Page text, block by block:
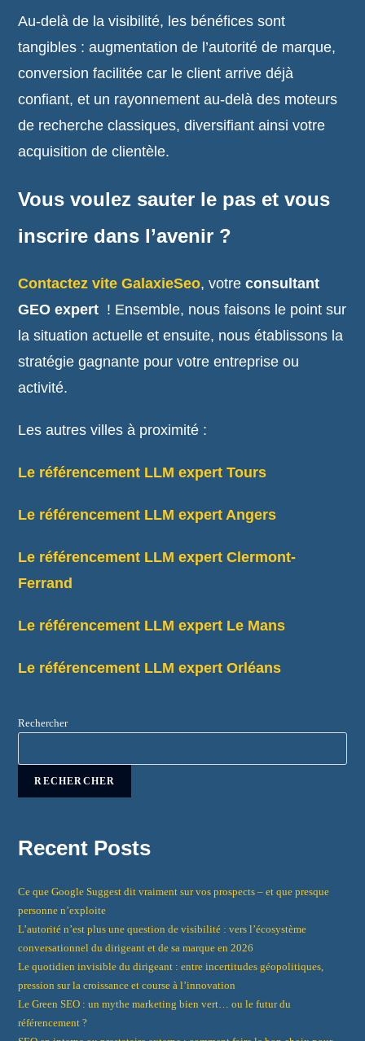
Au-delà de la visibilité, les bénéfices sont
tangibles : augmentation de l’autorité de marque,
conversion facilitée car le client arrive déjà
confiant, et un rayonnement au-delà des moteurs
de recherche classiques, diversifiant ainsi votre
acquisition de clientèle.
Vous voulez sauter le pas et vous
inscrire dans l’avenir ?
Contactez vite GalaxieSeo, votreconsultant
GEO expert ! Ensemble, nous faisons le point sur
la situation actuelle et ensuite, nous établissons la
stratégie gagnante pour votre entreprise ou
activité.
Les autres villes à proximité :
Le référencement LLM expert Tours
Le référencement LLM expert Angers
Le référencement LLM expert Clermont-
Ferrand
Le référencement LLM expert Le Mans
Le référencement LLM expert Orléans
Rechercher
RECHERCHER
Recent Posts
Ce que Google Suggest dit vraiment sur vos prospects – et que presque
personne n’exploite
L’autorité n’est plus une question de visibilité : vers l’écosystème
conversationnel du dirigeant et de sa marque en 2026
Le quotidien invisible du dirigeant : entre incertitudes géopolitiques,
pression sur la croissance et course à l’innovation
Le Green SEO : un mythe marketing bien vert… ou le futur du
référencement ?